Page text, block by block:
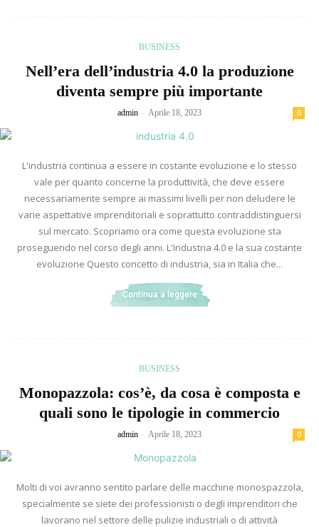
BUSINESS
Nell’era dell’industria 4.0 la produzione
diventa sempre più importante
admin - Aprile 18, 2023 0
L'industria continua a essere in costante evoluzione e lo stesso
vale per quanto concerne la produttività, che deve essere
necessariamente sempre ai massimi livelli per non deludere le
varie aspettative imprenditoriali e soprattutto contraddistinguersi
sul mercato. Scopriamo ora come questa evoluzione sta
proseguendo nel corso degli anni. L'Industria 4.0 e la sua costante
evoluzione Questo concetto di industria, sia in Italia che...
Continua a leggere
BUSINESS
Monopazzola: cos’è, da cosa è composta e
quali sono le tipologie in commercio
admin - Aprile 18, 2023 0
Molti di voi avranno sentito parlare delle macchine monospazzola,
specialmente se siete dei professionisti o degli imprenditori che
lavorano nel settore delle pulizie industriali o di attività